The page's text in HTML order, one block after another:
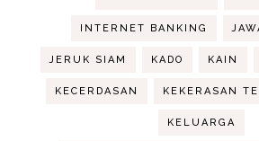
INTERNET BANKING
JERUK SIAM KADO KAIN
KECERDASAN KEKERASAN
KELUARGA